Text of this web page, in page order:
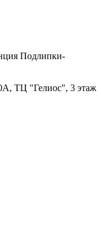
Подлипки-
ТЦ "Гелиос", 3 этаж